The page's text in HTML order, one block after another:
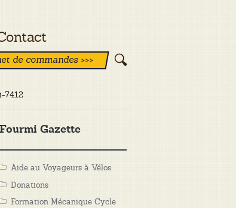
de commandes >>>
7412
Fourmi Gazette
Aide au Voyageurs à Vélos
Donations
Formation Mécanique Cycle